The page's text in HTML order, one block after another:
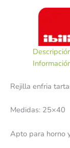
Rejilla enfria
Medidas: 25×40
Apto para horno